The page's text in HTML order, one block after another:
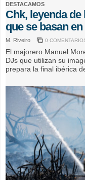
DESTACAMOS
Chk, leyenda
que se basan
M. Riveiro 0
El majorero Manuel
DJs que utilizan su
prepara la final ibérica